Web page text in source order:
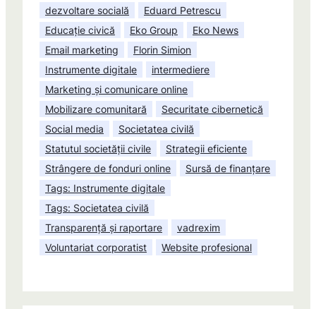
dezvoltare socială
Eduard Petrescu
Educație civică
Eko Group
Eko News
Email marketing
Florin Simion
Instrumente digitale
intermediere
Marketing și comunicare online
Mobilizare comunitară
Securitate cibernetică
Social media
Societatea civilă
Statutul societății civile
Strategii eficiente
Strângere de fonduri online
Sursă de finanțare
Tags: Instrumente digitale
Tags: Societatea civilă
Transparență și raportare
vadrexim
Voluntariat corporatist
Website profesional